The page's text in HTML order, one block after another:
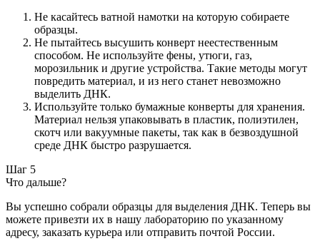
Не касайтесь ватной намотки на которую собираете
образцы.
Не пытайтесь высушить конверт неестественным
способом. Не используйте фены, утюги, газ,
морозильник и другие устройства. Такие методы могут
повредить материал, и из него станет невозможно
выделить ДНК.
Используйте только бумажные конверты для хранения.
Материал нельзя упаковывать в пластик, полиэтилен,
скотч или вакуумные пакеты, так как в безвоздушной
среде ДНК быстро разрушается.
Шаг 5
Что дальше?
Вы успешно собрали образцы для выделения ДНК. Теперь вы
можете привезти их в нашу лабораторию по указанному
адресу, заказать курьера или отправить почтой России.